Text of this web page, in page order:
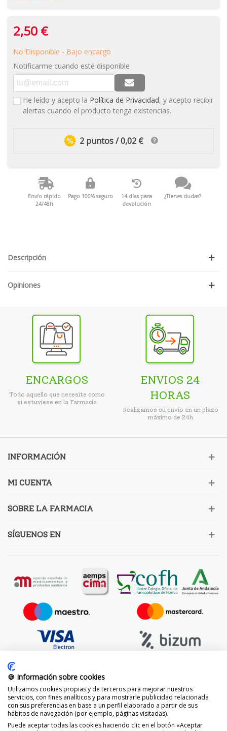
2,50 €
No Disponible - Bajo encargo
Notificarme cuando esté disponible
He leído y acepto la Política de Privacidad, y acepto recibir
alertas cuando el producto tenga existencias.
2 puntos / 0,02 €
Envío rápido
24/48h
Pago 100% seguro
14 días para
devolución
¿Tienes dudas?
Descripción
Opiniones
ENCARGOS
Todo aquello que necesite como
si estuviese en la Farmacia
ENVIOS 24
HORAS
Realizamos su envío en un plazo
máximo de 24h
INFORMACIÓN
MI CUENTA
SOBRE LA FARMACIA
SÍGUENOS EN
🍪 Información sobre cookies
Utilizamos cookies propias y de terceros para mejorar nuestros
servicios, con fines analíticos y para mostrarle publicidad relacionada
con sus preferencias en base a un perfil elaborado a partir de sus
hábitos de navegación (por ejemplo, páginas visitadas).
Puede aceptar todas las cookies haciendo clic en el botón «Aceptar